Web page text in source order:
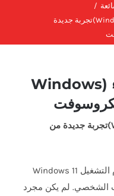
تجمع بين الأناقة والذكاء (Windows 11)تجربة جديدة
تجمع بين الأناقة والذكاء (Windows
)تجربة جديدة من
منذ إطلاقه في أكتوبر 2021، جاء نظام التشغيل Windows 11
الشخصي. لم يكن مجرد